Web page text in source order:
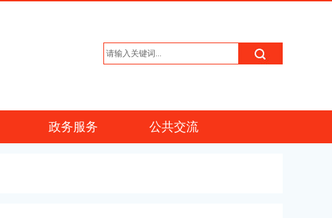
政务服务 公共交流